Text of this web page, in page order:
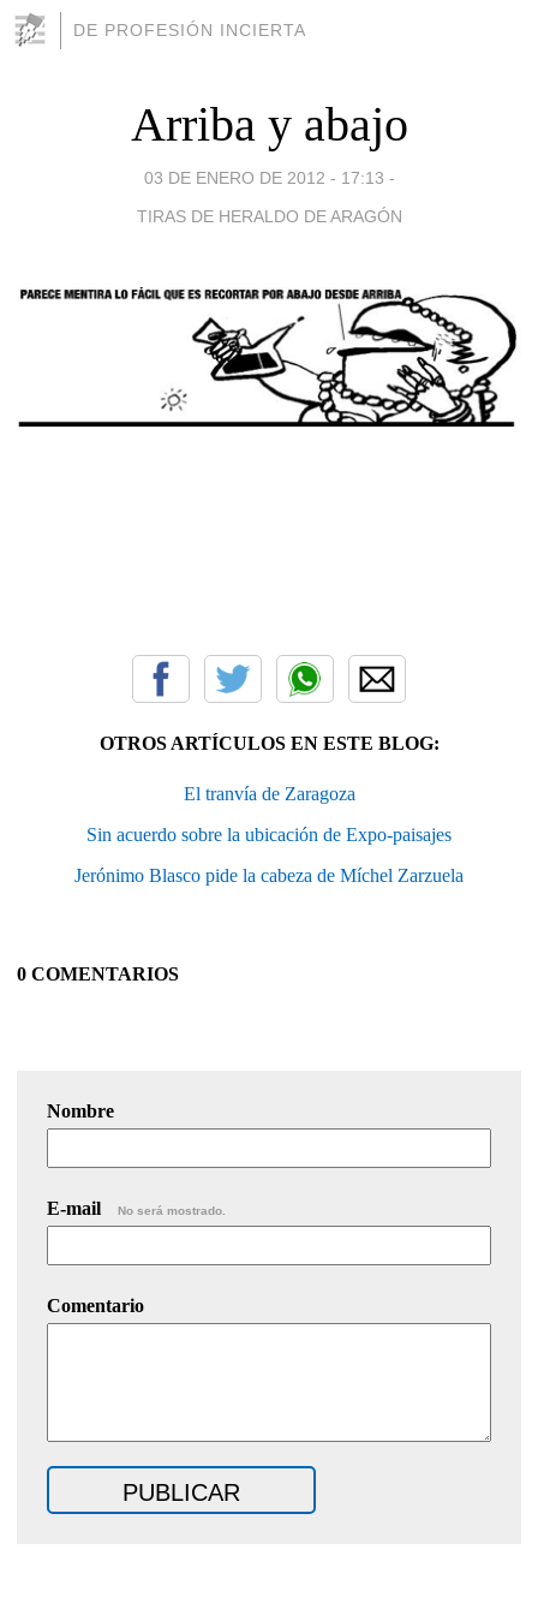
DE PROFESIÓN INCIERTA
Arriba y abajo
03 DE ENERO DE 2012 - 17:13 -
TIRAS DE HERALDO DE ARAGÓN
OTROS ARTÍCULOS EN ESTE BLOG:
El tranvía de Zaragoza
Sin acuerdo sobre la ubicación de Expo-paisajes
Jerónimo Blasco pide la cabeza de Míchel Zarzuela
0 COMENTARIOS
Nombre
E-mail No será mostrado.
Comentario